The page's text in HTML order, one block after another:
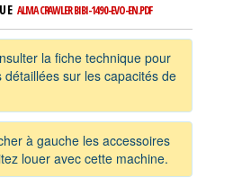
ALMA CRAWLER BIBI-1490-EVO-EN.PDF
la fiche technique pour
sur les capacités de
à gauche les accessoires
louer avec cette machine.